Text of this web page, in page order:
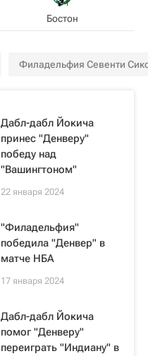
Бостон
Филадельфия Севенти
Дабл-дабл Йокича
принес "Денверу"
победу над
"Вашингтоном"
22 января 2024
"Филадельфия"
победила "Денвер" в
матче НБА
17 января 2024
Дабл-дабл Йокича
помог "Денверу"
переиграть "Индиану" в